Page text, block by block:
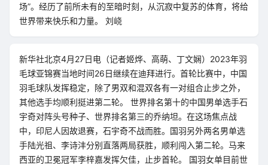
场”。经历了前所未有的至暗时刻，从沉寂中复苏的体育，将给
世界带来快乐和力量。 刘峣
新华社北京4月27日电（记者姬烨、高萌、丁文娴）2023年羽
毛球亚锦赛当地时间26日继续在迪拜进行。首轮比赛中，中国
羽毛球队发挥稳定，除了男双和混双各有一对组合止步之外，
其他选手均顺利挺进第二轮。 世界排名第十的中国男单选手石
宇奇对阵头号种子、世界排名第三的乔纳坦。在这场焦点战
中，印尼人因故退赛，石宇奇不战而胜。国羽另外两名男单选
手陆光祖、李诗沣分别直落两局获胜，顺利闯入第二轮。马来
西亚的卫冕冠军李梓嘉发挥欠佳，止步首轮。 国羽女单目前世